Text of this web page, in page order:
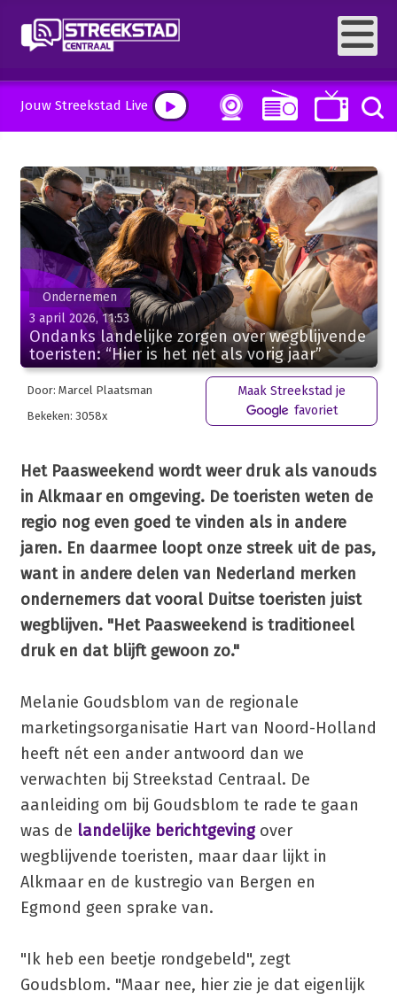
Jouw Streekstad Live
Ondernemen
3 april 2026, 11:53
Ondanks landelijke zorgen over wegblijvende
toeristen: “Hier is het net als vorig jaar”
Door: Marcel Plaatsman
Bekeken: 3058x
Maak Streekstad je
favoriet
Het Paasweekend wordt weer druk als vanouds
in Alkmaar en omgeving. De toeristen weten de
regio nog even goed te vinden als in andere
jaren. En daarmee loopt onze streek uit de pas,
want in andere delen van Nederland merken
ondernemers dat vooral Duitse toeristen juist
wegblijven. "Het Paasweekend is traditioneel
druk en dat blijft gewoon zo."
Melanie Goudsblom van de regionale
marketingsorganisatie Hart van Noord-Holland
heeft nét een ander antwoord dan we
verwachten bij Streekstad Centraal. De
aanleiding om bij Goudsblom te rade te gaan
was de landelijke berichtgevingover
wegblijvende toeristen, maar daar lijkt in
Alkmaar en de kustregio van Bergen en
Egmond geen sprake van.
"Ik heb een beetje rondgebeld", zegt
Goudsblom. "Maar nee, hier zie je dat eigenlijk